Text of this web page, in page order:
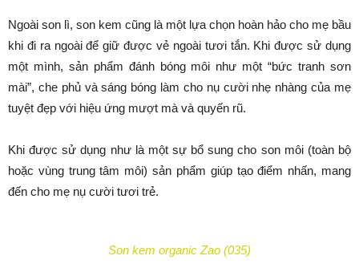
Ngoài son lì, son kem cũng là một lựa chọn hoàn hảo cho mẹ bầu
khi đi ra ngoài để giữ được vẻ ngoài tươi tắn. Khi được sử dụng
một mình, sản phẩm đánh bóng môi như một “bức tranh sơn
mài”, che phủ và sáng bóng làm cho nụ cười nhẹ nhàng của mẹ
tuyệt đẹp với hiệu ứng mượt mà và quyến rũ.
Khi được sử dụng như là một sự bổ sung cho son môi (toàn bộ
hoặc vùng trung tâm môi) sản phẩm giúp tạo điểm nhấn, mang
đến cho mẹ nụ cười tươi trẻ.
Son kem organic Zao (035)